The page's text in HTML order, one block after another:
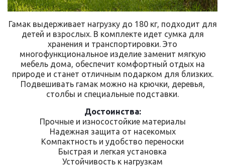
Гамак выдерживает нагрузку до 180 кг, подходит для
детей и взрослых. В комплекте идет сумка для
хранения и транспортировки. Это
многофункциональное изделие заменит мягкую
мебель дома, обеспечит комфортный отдых на
природе и станет отличным подарком для близких.
Подвешивать гамак можно на крючки, деревья,
столбы и специальные подставки.
Достоинства:
Прочные и износостойкие материалы
Надежная защита от насекомых
Компактность и удобство переноски
Быстрая и легкая установка
Устойчивость к нагрузкам